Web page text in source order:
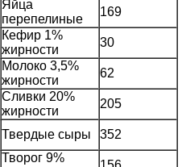
Яйца
перепелиные
169
Кефир 1%
жирности
30
Молоко 3,5%
жирности
62
Сливки 20%
жирности
205
Твердые сыры
352
Творог 9%